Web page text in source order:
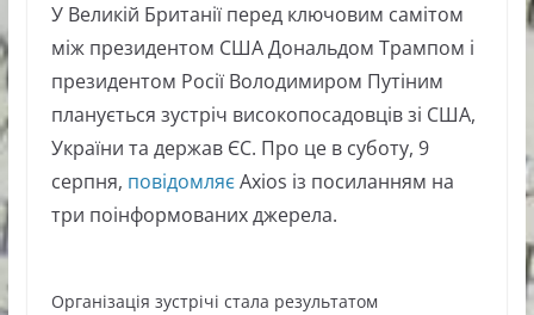
У Великій Британії перед ключовим самітом
між президентом США Дональдом Трампом і
президентом Росії Володимиром Путіним
планується зустріч високопосадовців зі США,
України та держав ЄС. Про це в суботу, 9
серпня, повідомляєAxios із посиланням на
три поінформованих джерела.
Організація зустрічі стала результатом